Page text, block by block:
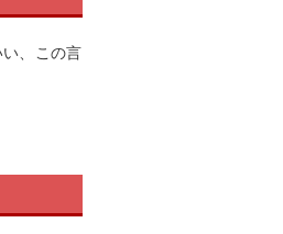
、この言